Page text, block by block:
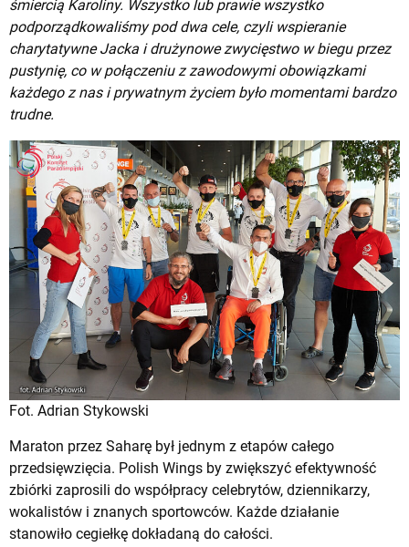
śmiercią Karoliny. Wszystko lub prawie wszystko
podporządkowaliśmy pod dwa cele, czyli wspieranie
charytatywne Jacka i drużynowe zwycięstwo w biegu przez
pustynię, co w połączeniu z zawodowymi obowiązkami
każdego z nas i prywatnym życiem było momentami bardzo
trudne.
Fot. Adrian Stykowski
Maraton przez Saharę był jednym z etapów całego
przedsięwzięcia. Polish Wings by zwiększyć efektywność
zbiórki zaprosili do współpracy celebrytów, dziennikarzy,
wokalistów i znanych sportowców. Każde działanie
stanowiło cegiełkę dokładaną do całości.